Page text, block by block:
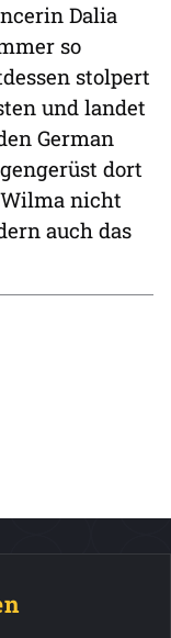
Dalia
so
stolpert
und landet
German
dort
nicht
auch das